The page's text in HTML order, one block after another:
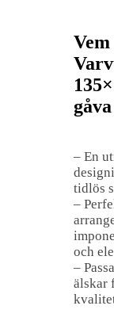
– En
tidlös
–
och
–
älskar